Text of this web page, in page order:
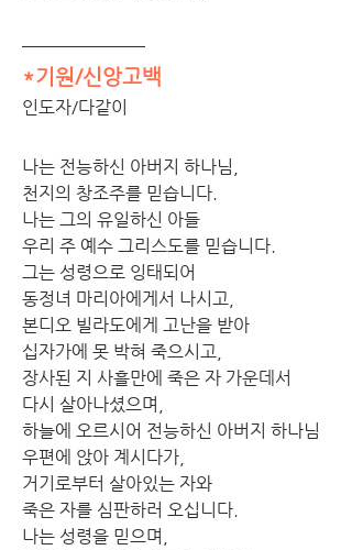
*기원/신앙고백
인도자/다같이
나는 전능하신 아버지 하나님,
천지의 창조주를 믿습니다.
나는 그의 유일하신 아들
우리 주 예수 그리스도를 믿습니다.
그는 성령으로 잉태되어
동정녀 마리아에게서 나시고,
본디오 빌라도에게 고난을 받아
십자가에 못 박혀 죽으시고,
장사된 지 사흘만에 죽은 자 가운데서
다시 살아나셨으며,
하늘에 오르시어 전능하신 아버지 하나님
우편에 앉아 계시다가,
거기로부터 살아있는 자와
죽은 자를 심판하러 오십니다.
나는 성령을 믿으며,